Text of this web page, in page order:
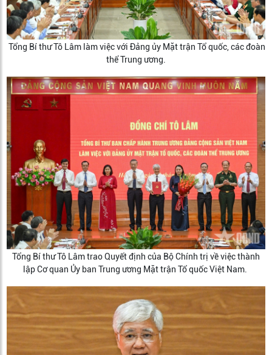
Tổng Bí thư Tô Lâm làm việc với Đảng ủy Mặt trận Tổ quốc, các đoàn
thể Trung ương.
Tổng Bí thư Tô Lâm trao Quyết định của Bộ Chính trị về việc thành
lập Cơ quan Ủy ban Trung ương Mặt trận Tổ quốc Việt Nam.